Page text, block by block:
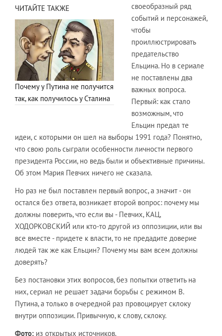
ЧИТАЙТЕ ТАКЖЕ
Почему у Путина не получится
так, как получилось у Сталина
своеобразный ряд
событий и персонажей,
чтобы
проиллюстрировать
предательство
Ельцина. Но в сериале
не поставлены два
важных вопроса.
Первый: как стало
возможным, что
Ельцин предал те
идеи, с которыми он шел на выборы 1991 года? Понятно,
что свою роль сыграли особенности личности первого
президента России, но ведь были и объективные причины.
Об этом Мария Певчих ничего не сказала.
Но раз не был поставлен первый вопрос, а значит - он
остался без ответа, возникает второй вопрос: почему мы
должны поверить, что если вы - Певчих, КАЦ,
ХОДОРКОВСКИЙ или кто-то другой из оппозиции, или вы
все вместе - придете к власти, то не предадите доверие
людей так же как Ельцин? Почему мы вам всем должны
доверять?
Без постановки этих вопросов, без попытки ответить на
них, сериал не решает задачи борьбы с режимом В.
Путина, а только в очередной раз провоцирует склоку
внутри оппозиции. Привычную, к слову, склоку.
Фото: из открытых источников.